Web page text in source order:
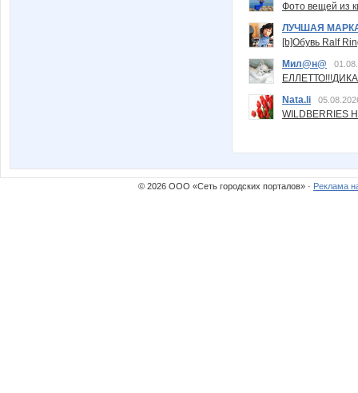
Фото вещей из
ЛУЧШАЯ
[b]Обувь Ralf
Мил@н@
Nata.li
© 2026 ООО «Сеть городских порталов» · Реклама